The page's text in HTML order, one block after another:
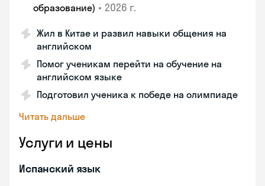
образование) • 2026 г.
Жил в Китае и развил навыки общения на
английском
Помог ученикам перейти на обучение на
английском языке
Подготовил ученика к победе на олимпиаде
Читать дальше
Услуги и цены
Испанский язык